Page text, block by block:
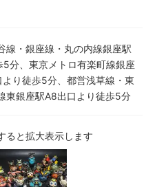
線・銀座線・丸の内線銀座駅
5分、東京メトロ有楽町線銀座
り徒歩5分、都営浅草線・東
東銀座駅A8出口より徒歩5分
ると拡大表示します